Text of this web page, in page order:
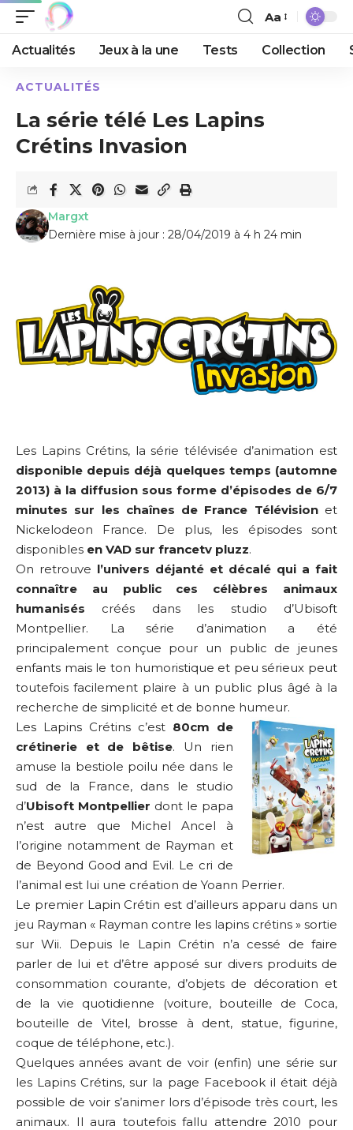
Aa
Actualités Jeux à la une Tests Collection
ACTUALITÉS
La série télé Les Lapins
Crétins Invasion
Dernière mise à jour : 28/04/2019 à 4 h 24 min
Margxt
Les Lapins Crétins, la série télévisée d’animation est
disponible depuis déjà quelques temps (automne
2013) à la diffusion sous forme d’épisodes de 6/7
minutes sur les chaînes de France Télévisionet
Nickelodeon France. De plus, les épisodes sont
disponibles en VAD sur francetv pluzz.
On retrouve l’univers déjanté et décalé qui a fait
connaître au public ces célèbres animaux
humanisés créés dans les studio d’Ubisoft
Montpellier. La série d’animation a été
principalement conçue pour un public de jeunes
enfants mais le ton humoristique et peu sérieux peut
toutefois facilement plaire à un public plus âgé à la
recherche de simplicité et de bonne humeur.
Les Lapins Crétins c’est 80cm de
crétinerie et de bêtise. Un rien
amuse la bestiole poilu née dans le
sud de la France, dans le studio
d’Ubisoft Montpellier dont le papa
n’est autre que Michel Ancel à
l’origine notamment de Rayman et
de Beyond Good and Evil. Le cri de
l’animal est lui une création de Yoann Perrier.
Le premier Lapin Crétin est d’ailleurs apparu dans un
jeu Rayman « Rayman contre les lapins crétins » sortie
sur Wii. Depuis le Lapin Crétin n’a cessé de faire
parler de lui et d’être apposé sur divers produits de
consommation courante, d’objets de décoration et
de la vie quotidienne (voiture, bouteille de Coca,
bouteille de Vitel, brosse à dent, statue, figurine,
coque de téléphone, etc.).
Quelques années avant de voir (enfin) une série sur
les Lapins Crétins, sur la page Facebook il était déjà
possible de voir s’animer lors d’épisode très court, les
animaux. Il aura toutefois fallu attendre 2010 pour